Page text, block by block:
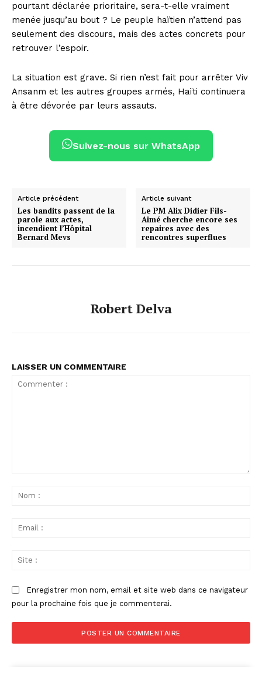
pourtant déclarée prioritaire, sera-t-elle vraiment
menée jusqu’au bout ? Le peuple haïtien n’attend pas
seulement des discours, mais des actes concrets pour
retrouver l’espoir.
La situation est grave. Si rien n’est fait pour arrêter Viv
Ansanm et les autres groupes armés, Haïti continuera
à être dévorée par leurs assauts.
Suivez-nous sur WhatsApp
Article précédent
Les bandits passent de la
parole aux actes,
incendient l’Hôpital
Bernard Mevs
Article suivant
Le PM Alix Didier Fils-
Aimé cherche encore ses
repaires avec des
rencontres superflues
Robert Delva
LAISSER UN COMMENTAIRE
Enregistrer mon nom, email et site web dans ce navigateur
pour la prochaine fois que je commenterai.